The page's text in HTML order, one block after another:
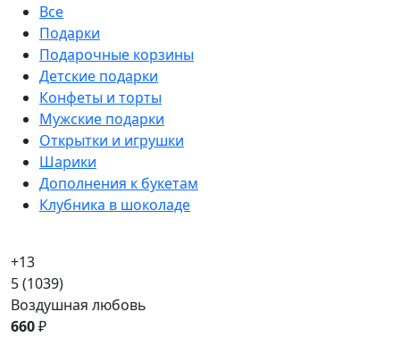
Все
Подарки
Подарочные корзины
Детские подарки
Конфеты и торты
Мужские подарки
Открытки и игрушки
Шарики
Дополнения к букетам
Клубника в шоколаде
+13
5(1039)
Воздушная любовь
660₽